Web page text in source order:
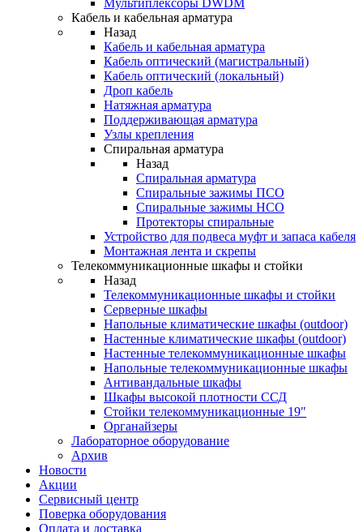
Мультиплексоры DWDM
Кабель и кабельная арматура
Назад
Кабель и кабельная арматура
Кабель оптический (магистральный)
Кабель оптический (локальный)
Дроп кабель
Натяжная арматура
Поддерживающая арматура
Узлы крепления
Спиральная арматура
Назад
Спиральная арматура
Спиральные зажимы ПСО
Спиральные зажимы НСО
Протекторы спиральные
Устройство для подвеса муфт и запаса кабеля
Монтажная лента и скрепы
Телекоммуникационные шкафы и стойки
Назад
Телекоммуникационные шкафы и стойки
Серверные шкафы
Напольные климатические шкафы (outdoor)
Настенные климатические шкафы (outdoor)
Настенные телекоммуникационные шкафы
Напольные телекоммуникационные шкафы
Антивандальные шкафы
Шкафы высокой плотности ССД
Стойки телекоммуникационные 19"
Органайзеры
Лабораторное оборудование
Архив
Новости
Акции
Сервисный центр
Поверка оборудования
Оплата и доставка